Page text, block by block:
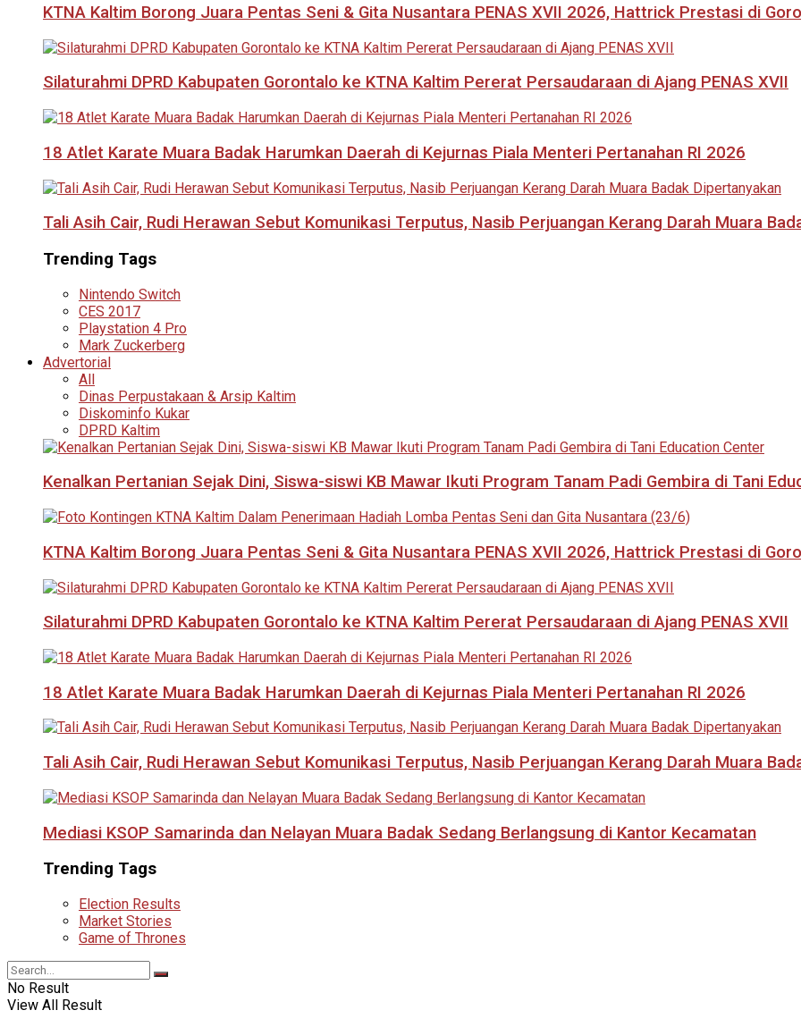
KTNA Kaltim Borong Juara Pentas Seni & Gita Nusantara PENAS XVII 2026, Hattrick Prestasi di
Silaturahmi DPRD Kabupaten Gorontalo ke KTNA Kaltim Pererat Persaudaraan di Ajang PENAS XVII
18 Atlet Karate Muara Badak Harumkan Daerah di Kejurnas Piala Menteri Pertanahan RI 2026
Tali Asih Cair, Rudi Herawan Sebut Komunikasi Terputus, Nasib Perjuangan Kerang Darah Muara
Trending Tags
Nintendo Switch
CES 2017
Playstation 4 Pro
Mark Zuckerberg
Advertorial
All
Dinas Perpustakaan & Arsip Kaltim
Diskominfo Kukar
DPRD Kaltim
Kenalkan Pertanian Sejak Dini, Siswa-siswi KB Mawar Ikuti Program Tanam Padi Gembira di Tani
KTNA Kaltim Borong Juara Pentas Seni & Gita Nusantara PENAS XVII 2026, Hattrick Prestasi di
Silaturahmi DPRD Kabupaten Gorontalo ke KTNA Kaltim Pererat Persaudaraan di Ajang PENAS XVII
18 Atlet Karate Muara Badak Harumkan Daerah di Kejurnas Piala Menteri Pertanahan RI 2026
Tali Asih Cair, Rudi Herawan Sebut Komunikasi Terputus, Nasib Perjuangan Kerang Darah Muara
Mediasi KSOP Samarinda dan Nelayan Muara Badak Sedang Berlangsung di Kantor Kecamatan
Trending Tags
Election Results
Market Stories
Game of Thrones
No Result
View All Result